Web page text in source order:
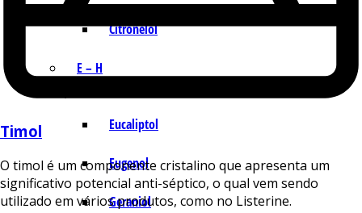
Citronelol
E – H
Eucaliptol
Eugenol
Geraniol
Timol
O timol é um componente cristalino que apresenta um
significativo potencial anti-séptico, o qual vem sendo
utilizado em vários produtos, como no Listerine.